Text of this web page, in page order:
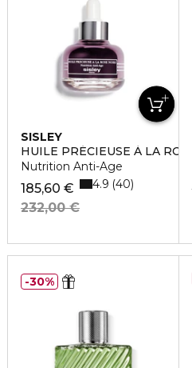
SISLEY
HUILE PRÉCIEUSE À LA
Nutrition Anti-Age
185,60 €
232,00 €
4.9 40
30%